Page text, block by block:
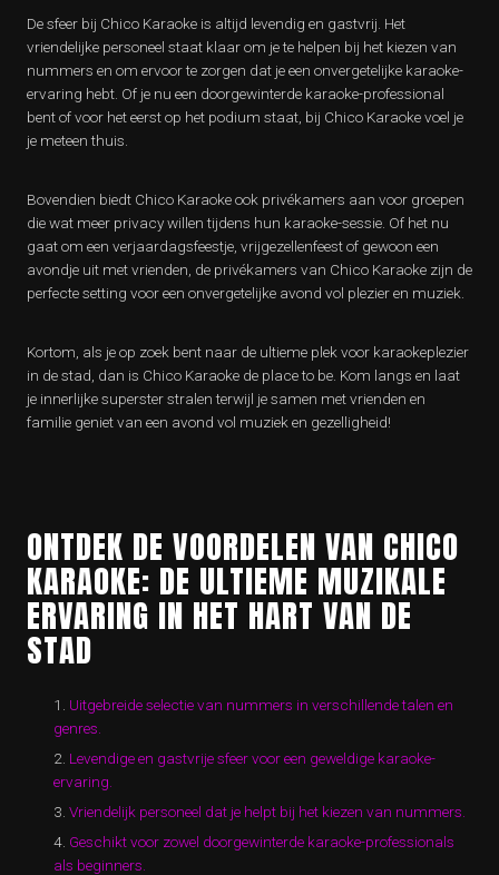
De sfeer bij Chico Karaoke is altijd levendig en gastvrij. Het
vriendelijke personeel staat klaar om je te helpen bij het kiezen van
nummers en om ervoor te zorgen dat je een onvergetelijke karaoke-
ervaring hebt. Of je nu een doorgewinterde karaoke-professional
bent of voor het eerst op het podium staat, bij Chico Karaoke voel je
je meteen thuis.
Bovendien biedt Chico Karaoke ook privékamers aan voor groepen
die wat meer privacy willen tijdens hun karaoke-sessie. Of het nu
gaat om een verjaardagsfeestje, vrijgezellenfeest of gewoon een
avondje uit met vrienden, de privékamers van Chico Karaoke zijn de
perfecte setting voor een onvergetelijke avond vol plezier en muziek.
Kortom, als je op zoek bent naar de ultieme plek voor karaokeplezier
in de stad, dan is Chico Karaoke de place to be. Kom langs en laat
je innerlijke superster stralen terwijl je samen met vrienden en
familie geniet van een avond vol muziek en gezelligheid!
ONTDEK DE VOORDELEN VAN CHICO
KARAOKE: DE ULTIEME MUZIKALE
ERVARING IN HET HART VAN DE
STAD
Uitgebreide selectie van nummers in verschillende talen en
genres.
Levendige en gastvrije sfeer voor een geweldige karaoke-
ervaring.
Vriendelijk personeel dat je helpt bij het kiezen van nummers.
Geschikt voor zowel doorgewinterde karaoke-professionals
als beginners.